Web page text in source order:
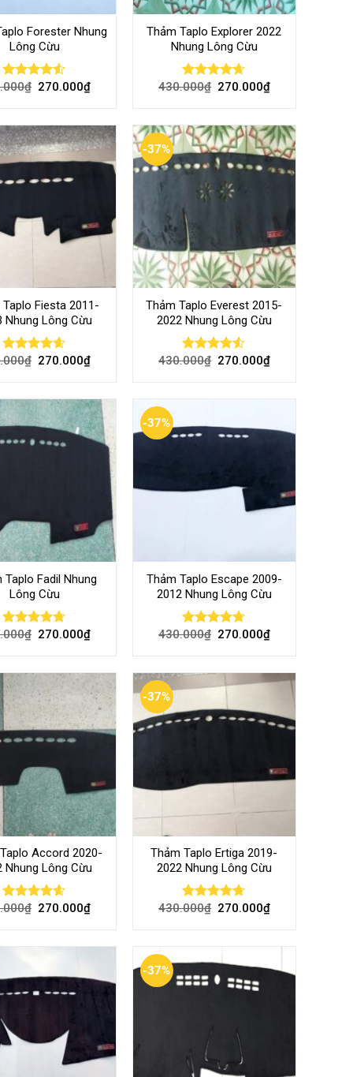
Forester Nhung
Lông Cừu
Rated
₫ 270.000₫
Thảm Taplo Explorer 2022
Nhung Lông Cừu
Rated 4.60
430.000₫ 270.000₫
Fiesta 2011-
Nhung Lông Cừu
Rated 4.57
₫ 270.000₫
-37%
Thảm Taplo Everest 2015-
2022 Nhung Lông Cừu
Rated
430.000₫ 270.000₫
Taplo Fadil Nhung
Lông Cừu
Rated 4.67
₫ 270.000₫
-37%
Thảm Taplo Escape 2009-
2012 Nhung Lông Cừu
Rated 4.67
430.000₫ 270.000₫
Accord 2020-
Nhung Lông Cừu
Rated 4.54
₫ 270.000₫
-37%
Thảm Taplo Ertiga 2019-
2022 Nhung Lông Cừu
Rated 4.64
430.000₫ 270.000₫
-37%